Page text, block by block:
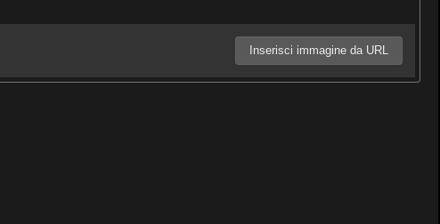
Inserisci immagine da URL